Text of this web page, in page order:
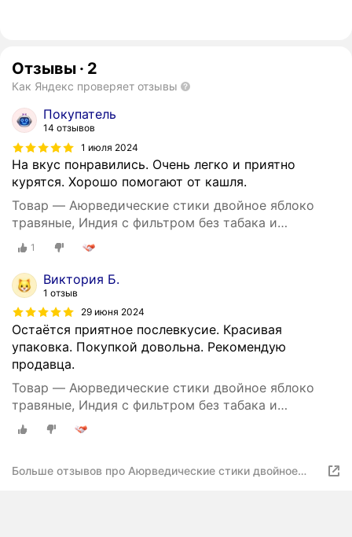
Отзывы · 2
Как Яндекс проверяет отзывы
Покупатель
14 отзывов
1 июля 2024
На вкус понравились. Очень легко и приятно
курятся. Хорошо помогают от кашля.
Товар — Аюрведические стики двойное яблоко
травяные, Индия с фильтром без табака и
никотина, 20 шт.
1
Виктория Б.
1 отзыв
29 июня 2024
Остаётся приятное послевкусие. Красивая
упаковка. Покупкой довольна. Рекомендую
продавца.
Товар — Аюрведические стики двойное яблоко
травяные, Индия с фильтром без табака и
никотина, 20 шт.
Больше отзывов про Аюрведические стики двойное